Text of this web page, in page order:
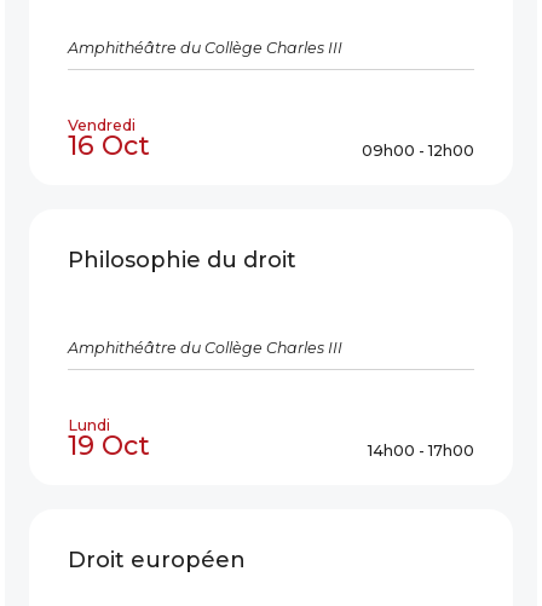
Amphithéâtre du Collège Charles III
Vendredi
16 Oct 09h00 - 12h00
Philosophie du droit
Amphithéâtre du Collège Charles III
Lundi
19 Oct 14h00 - 17h00
Droit européen